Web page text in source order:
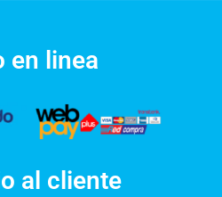
en linea
al cliente